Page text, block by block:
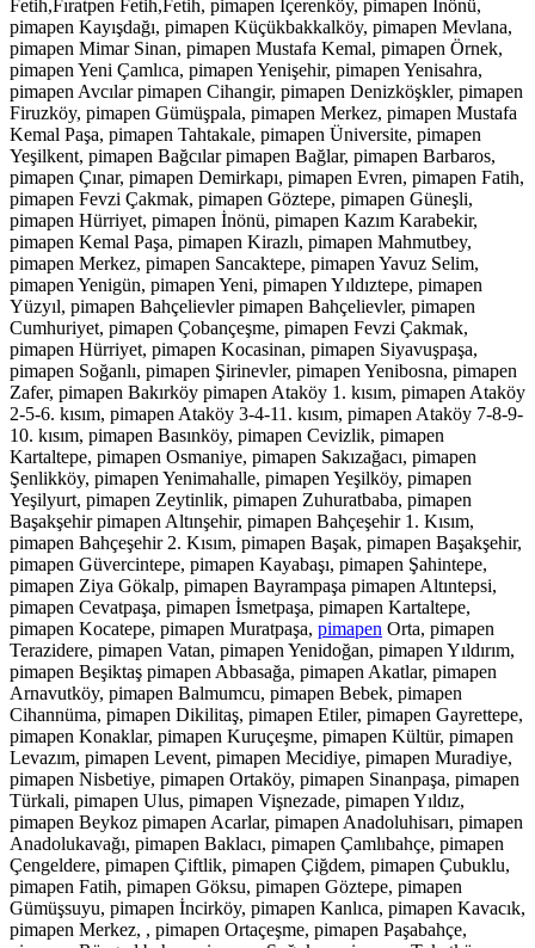
Fetih,Fıratpen Fetih,Fetih, pimapen İçerenköy, pimapen İnönü,
pimapen Kayışdağı, pimapen Küçükbakkalköy, pimapen Mevlana,
pimapen Mimar Sinan, pimapen Mustafa Kemal, pimapen Örnek,
pimapen Yeni Çamlıca, pimapen Yenişehir, pimapen Yenisahra,
pimapen Avcılar pimapen Cihangir, pimapen Denizköşkler, pimapen
Firuzköy, pimapen Gümüşpala, pimapen Merkez, pimapen Mustafa
Kemal Paşa, pimapen Tahtakale, pimapen Üniversite, pimapen
Yeşilkent, pimapen Bağcılar pimapen Bağlar, pimapen Barbaros,
pimapen Çınar, pimapen Demirkapı, pimapen Evren, pimapen Fatih,
pimapen Fevzi Çakmak, pimapen Göztepe, pimapen Güneşli,
pimapen Hürriyet, pimapen İnönü, pimapen Kazım Karabekir,
pimapen Kemal Paşa, pimapen Kirazlı, pimapen Mahmutbey,
pimapen Merkez, pimapen Sancaktepe, pimapen Yavuz Selim,
pimapen Yenigün, pimapen Yeni, pimapen Yıldıztepe, pimapen
Yüzyıl, pimapen Bahçelievler pimapen Bahçelievler, pimapen
Cumhuriyet, pimapen Çobançeşme, pimapen Fevzi Çakmak,
pimapen Hürriyet, pimapen Kocasinan, pimapen Siyavuşpaşa,
pimapen Soğanlı, pimapen Şirinevler, pimapen Yenibosna, pimapen
Zafer, pimapen Bakırköy pimapen Ataköy 1. kısım, pimapen Ataköy
2-5-6. kısım, pimapen Ataköy 3-4-11. kısım, pimapen Ataköy 7-8-9-
10. kısım, pimapen Basınköy, pimapen Cevizlik, pimapen
Kartaltepe, pimapen Osmaniye, pimapen Sakızağacı, pimapen
Şenlikköy, pimapen Yenimahalle, pimapen Yeşilköy, pimapen
Yeşilyurt, pimapen Zeytinlik, pimapen Zuhuratbaba, pimapen
Başakşehir pimapen Altınşehir, pimapen Bahçeşehir 1. Kısım,
pimapen Bahçeşehir 2. Kısım, pimapen Başak, pimapen Başakşehir,
pimapen Güvercintepe, pimapen Kayabaşı, pimapen Şahintepe,
pimapen Ziya Gökalp, pimapen Bayrampaşa pimapen Altıntepsi,
pimapen Cevatpaşa, pimapen İsmetpaşa, pimapen Kartaltepe,
pimapen Kocatepe, pimapen Muratpaşa, pimapen Orta, pimapen
Terazidere, pimapen Vatan, pimapen Yenidoğan, pimapen Yıldırım,
pimapen Beşiktaş pimapen Abbasağa, pimapen Akatlar, pimapen
Arnavutköy, pimapen Balmumcu, pimapen Bebek, pimapen
Cihannüma, pimapen Dikilitaş, pimapen Etiler, pimapen Gayrettepe,
pimapen Konaklar, pimapen Kuruçeşme, pimapen Kültür, pimapen
Levazım, pimapen Levent, pimapen Mecidiye, pimapen Muradiye,
pimapen Nisbetiye, pimapen Ortaköy, pimapen Sinanpaşa, pimapen
Türkali, pimapen Ulus, pimapen Vişnezade, pimapen Yıldız,
pimapen Beykoz pimapen Acarlar, pimapen Anadoluhisarı, pimapen
Anadolukavağı, pimapen Baklacı, pimapen Çamlıbahçe, pimapen
Çengeldere, pimapen Çiftlik, pimapen Çiğdem, pimapen Çubuklu,
pimapen Fatih, pimapen Göksu, pimapen Göztepe, pimapen
Gümüşsuyu, pimapen İncirköy, pimapen Kanlıca, pimapen Kavacık,
pimapen Merkez, , pimapen Ortaçeşme, pimapen Paşabahçe,